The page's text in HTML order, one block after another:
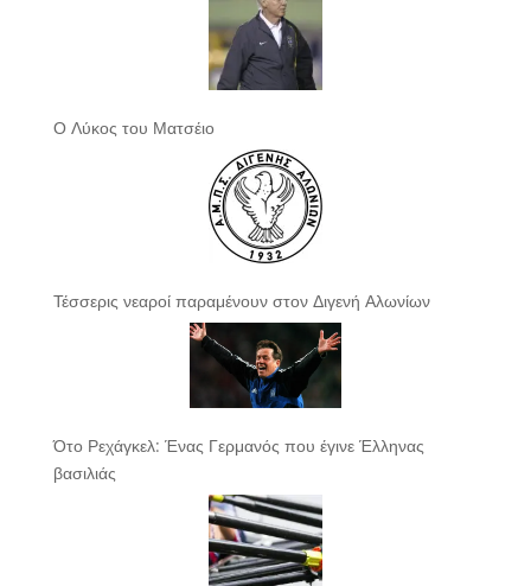
Ο Λύκος του Ματσέιο
Τέσσερις νεαροί παραμένουν στον Διγενή Αλωνίων
Ότο Ρεχάγκελ: Ένας Γερμανός που έγινε Έλληνας
βασιλιάς